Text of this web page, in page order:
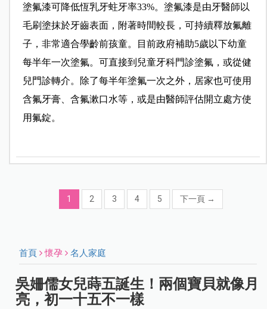
塗氟漆可降低恆乳牙蛀牙率33%。塗氟漆是由牙醫師以
毛刷塗抹於牙齒表面，附著時間較長，可持續釋放氟離
子，非常適合學齡前孩童。目前政府補助5歲以下幼童
每半年一次塗氟。可直接到兒童牙科門診塗氟，或從健
兒門診轉介。除了每半年塗氟一次之外，居家也可使用
含氟牙膏、含氟漱口水等，或是由醫師評估開立處方使
用氟錠。
1 2 3 4 5 下一頁 →
首頁 懷孕 名人家庭
吳姍儒女兒蒔五誕生！兩個寶貝就像月
亮，初一十五不一樣